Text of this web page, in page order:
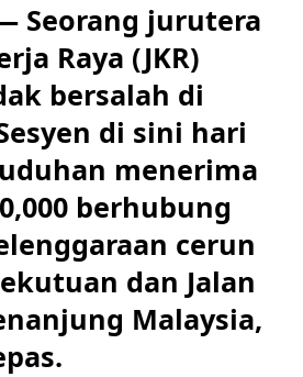
Seorang jurutera
Raya (JKR)
bersalah di
di sini hari
menerima
berhubung
cerun
dan Jalan
Malaysia,